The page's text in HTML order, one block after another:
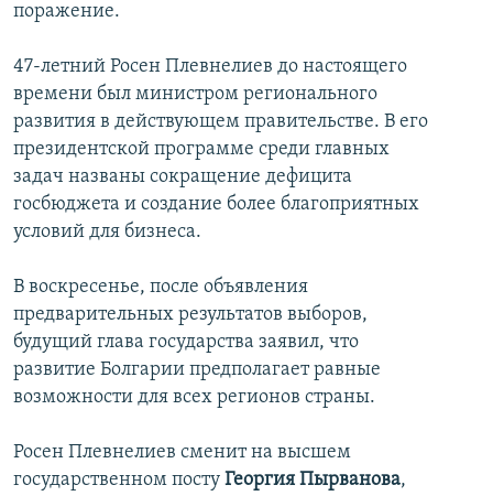
поражение.
47-летний Росен Плевнелиев до настоящего
времени был министром регионального
развития в действующем правительстве. В его
президентской программе среди главных
задач названы сокращение дефицита
госбюджета и создание более благоприятных
условий для бизнеса.
В воскресенье, после объявления
предварительных результатов выборов,
будущий глава государства заявил, что
развитие Болгарии предполагает равные
возможности для всех регионов страны.
Росен Плевнелиев сменит на высшем
государственном посту Георгия Пырванова,